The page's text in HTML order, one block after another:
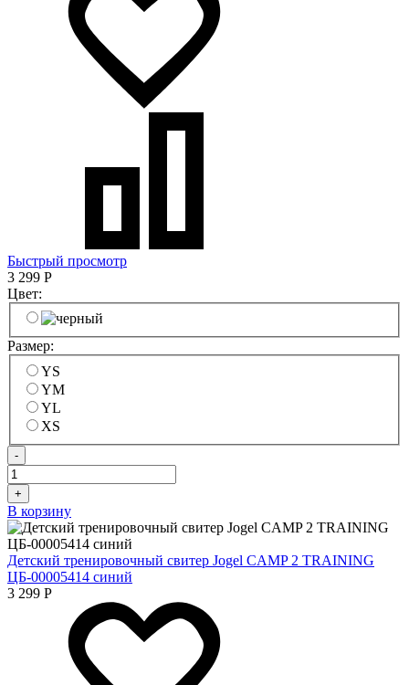
Быстрый просмотр
3 299 Р
Цвет:
Размер:
YS
YM
YL
XS
-
+
В корзину
Детский тренировочный свитер Jogel CAMP 2 TRAINING
ЦБ-00005414 синий
3 299 Р